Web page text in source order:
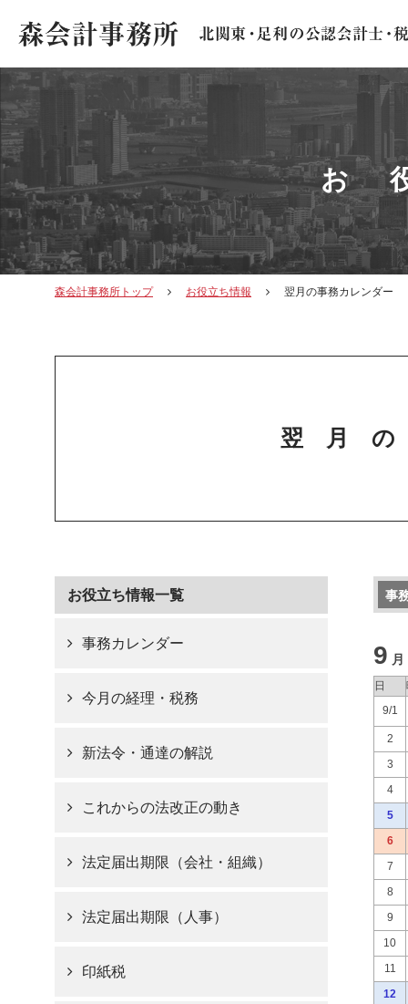
お
森会計事務所トップ お役立ち情報 翌月の事務カレンダー
翌月
事
9 月
日
9/1
2
3
4
5
6
7
8
9
10
11
12
お役立ち情報一覧
事務カレンダー
今月の経理・税務
新法令・通達の解説
これからの法改正の動き
法定届出期限（会社・組織）
法定届出期限（人事）
印紙税